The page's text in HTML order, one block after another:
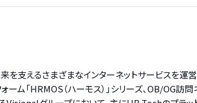
を支えるさまざまなインターネットサービスを運
ム「HRMOS（ハーモス）」シリーズ、OB/OG訪